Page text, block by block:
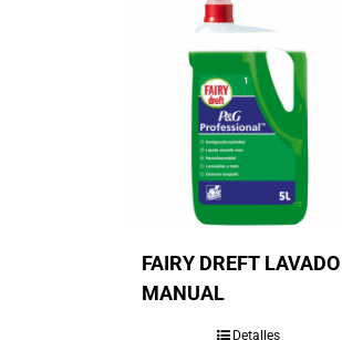
FAIRY DREFT LAVADO
MANUAL
Detalles